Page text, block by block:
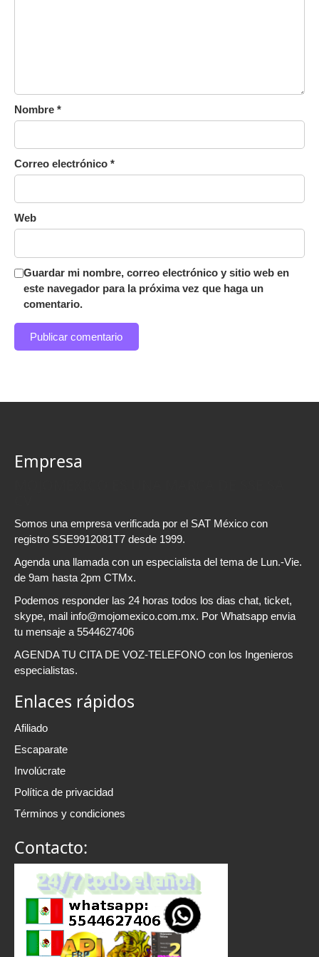
Nombre *
Correo electrónico *
Web
Guardar mi nombre, correo electrónico y sitio web en
este navegador para la próxima vez que haga un
comentario.
Empresa
Somos una empresa verificada por el SAT México con
registro SSE9912081T7 desde 1999.
Agenda una llamada con un especialista del tema de Lun.-Vie.
de 9am hasta 2pm CTMx.
Podemos responder las 24 horas todos los dias chat, ticket,
skype, mail info@mojomexico.com.mx. Por Whatsapp envia
tu mensaje a 5544627406
AGENDA TU CITA DE VOZ-TELEFONO con los Ingenieros
especialistas.
Enlaces rápidos
Afiliado
Escaparate
Involúcrate
Política de privacidad
Términos y condiciones
Contacto: